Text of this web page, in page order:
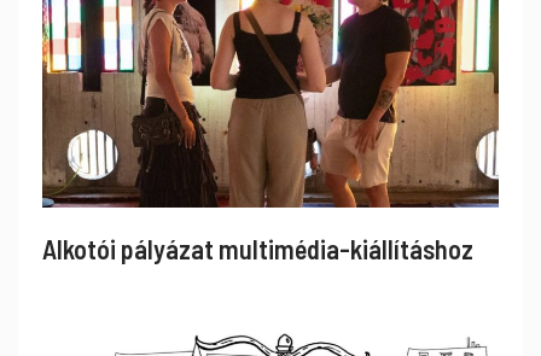
Alkotói pályázat multimédia-kiállításhoz